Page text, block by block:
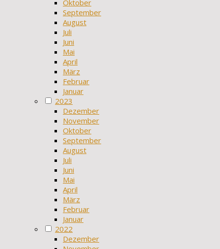
Oktober
September
August
Juli
Juni
Mai
April
März
Februar
Januar
2023
Dezember
November
Oktober
September
August
Juli
Juni
Mai
April
März
Februar
Januar
2022
Dezember